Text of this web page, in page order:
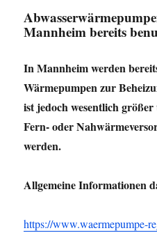
Mannheim bereits
In Mannheim werden
Wärmepumpen zur
ist jedoch wesentlich
Fern- oder
werden.
Allgemeine Informationen
https://www.waermepumpe-